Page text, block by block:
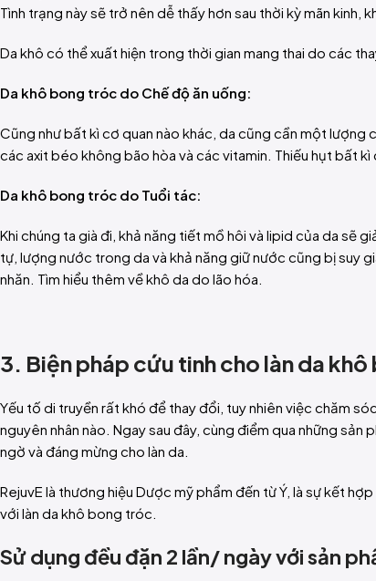
Tình trạng này sẽ trở nên dễ thấy hơn sau thời kỳ mãn
Da khô có thể xuất hiện trong thời gian mang thai do các
Da khô bong tróc do Chế độ ăn uống:
Cũng như bất kì cơ quan nào khác, da cũng cần một
các axit béo không bão hòa và các vitamin. Thiếu hụt bất
Da khô bong tróc do Tuổi tác:
Khi chúng ta già đi, khả năng tiết mồ hôi và lipid của da sẽ
tự, lượng nước trong da và khả năng giữ nước cũng bị suy
nhăn. Tìm hiểu thêm về khô da do lão hóa.
3. Biện pháp cứu tinh cho làn da
Yếu tố di truyền rất khó để thay đổi, tuy nhiên việc chăm
nguyên nhân nào. Ngay sau đây, cùng điểm qua những
ngờ và đáng mừng cho làn da.
RejuvE là thương hiệu Dược mỹ phẩm đến từ Ý, là sự kết
với làn da khô bong tróc.
Sử dụng đều đặn 2 lần/ ngày với sản